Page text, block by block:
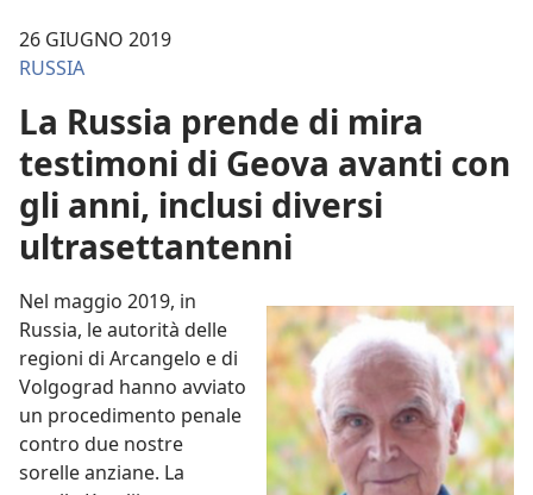
26 GIUGNO 2019
RUSSIA
La Russia prende di mira
testimoni di Geova avanti con
gli anni, inclusi diversi
ultrasettantenni
Nel maggio 2019, in
Russia, le autorità delle
regioni di Arcangelo e di
Volgograd hanno avviato
un procedimento penale
contro due nostre
sorelle anziane. La